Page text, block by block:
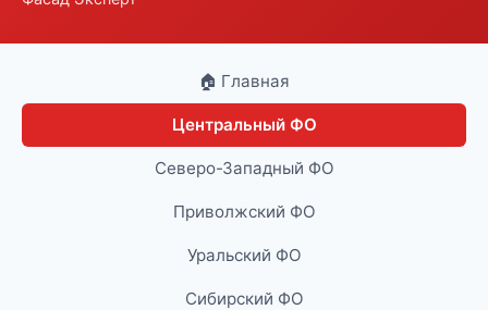
🏠 Главная
Центральный ФО
Северо-Западный ФО
Приволжский ФО
Уральский ФО
Сибирский ФО